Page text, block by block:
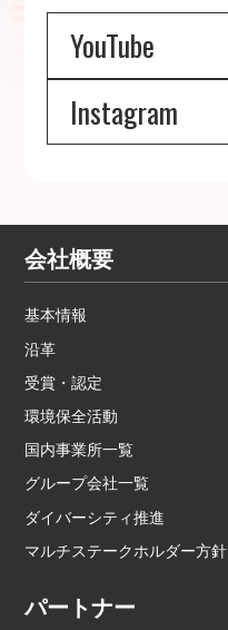
YouTube
Instagram
会社概要
基本情報
沿革
受賞・認定
環境保全活動
国内事業所一覧
グループ会社一覧
ダイバーシティ推進
マルチステークホルダー方針
パートナー